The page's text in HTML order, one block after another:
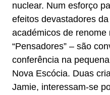
nuclear. Num esforço
efeitos devastadores
académicos de renome
“Pensadores” – são
conferência na
Nova Escócia. Duas
Jamie, interessam-se